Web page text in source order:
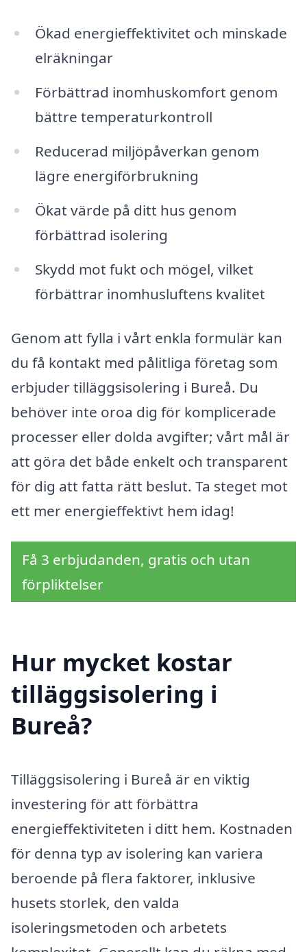
Ökad energieffektivitet och minskade
elräkningar
Förbättrad inomhuskomfort genom
bättre temperaturkontroll
Reducerad miljöpåverkan genom
lägre energiförbrukning
Ökat värde på ditt hus genom
förbättrad isolering
Skydd mot fukt och mögel, vilket
förbättrar inomhusluftens kvalitet
Genom att fylla i vårt enkla formulär kan
du få kontakt med pålitliga företag som
erbjuder tilläggsisolering i Bureå. Du
behöver inte oroa dig för komplicerade
processer eller dolda avgifter; vårt mål är
att göra det både enkelt och transparent
för dig att fatta rätt beslut. Ta steget mot
ett mer energieffektivt hem idag!
Få 3 erbjudanden, gratis och utan
förpliktelser
Hur mycket kostar
tilläggsisolering i
Bureå?
Tilläggsisolering i Bureå är en viktig
investering för att förbättra
energieffektiviteten i ditt hem. Kostnaden
för denna typ av isolering kan variera
beroende på flera faktorer, inklusive
husets storlek, den valda
isoleringsmetoden och arbetets